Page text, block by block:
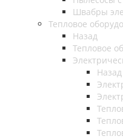
Швабры
Тепловое
Назад
Тепловое
Назад